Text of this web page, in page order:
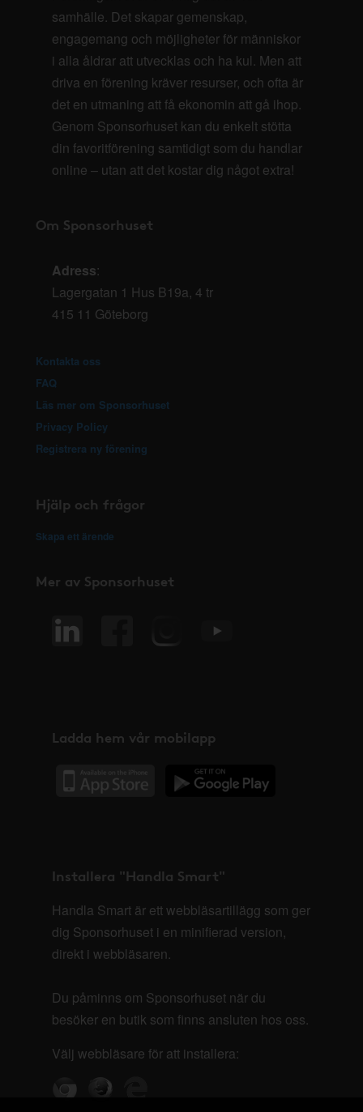
samhälle. Det skapar gemenskap,
engagemang och möjligheter för människor
i alla åldrar att utvecklas och ha kul. Men att
driva en förening kräver resurser, och ofta är
det en utmaning att få ekonomin att gå ihop.
Genom Sponsorhuset kan du enkelt stötta
din favoritförening samtidigt som du handlar
online – utan att det kostar dig något extra!
Om Sponsorhuset
Adress:
Lagergatan 1 Hus B19a, 4 tr
415 11 Göteborg
Kontakta oss
FAQ
Läs mer om Sponsorhuset
Privacy Policy
Registrera ny förening
Hjälp och frågor
Skapa ett ärende
Mer av Sponsorhuset
Ladda hem vår mobilapp
Installera "Handla Smart"
Handla Smart är ett webbläsartillägg som ger
dig Sponsorhuset i en minifierad version,
direkt i webbläsaren.
Du påminns om Sponsorhuset när du
besöker en butik som finns ansluten hos oss.
Välj webbläsare för att installera: